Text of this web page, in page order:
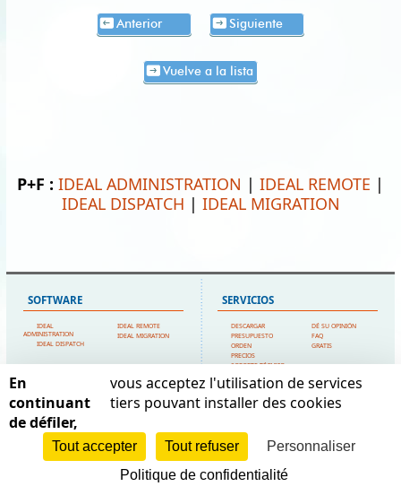
Anterior Siguiente
Vuelve a la lista
P+F : IDEAL ADMINISTRATION | IDEAL REMOTE |
IDEAL DISPATCH | IDEAL MIGRATION
SOFTWARE
IDEAL
ADMINISTRATION
IDEAL DISPATCH
IDEAL REMOTE
IDEAL MIGRATION
SERVICIOS
DESCARGAR
PRESUPUESTO
ORDEN
PRECIOS
SOPORTE TÉCNICO
DÉ SU OPINIÓN
FAQ
GRATIS
INICIO
CONTACTE CON
NOSOTROS
POINTDEV
MENCIONES LEGALES
MAPA DEL SITIO
POINTDEV
2 ALLEE JOSIME MARTIN
13160 CHATEAURENARD
FRANCE
En
continuant
de défiler,
vous acceptez l'utilisation de services
tiers pouvant installer des cookies
Tout accepter Tout refuser
Personnaliser
Politique de confidentialité